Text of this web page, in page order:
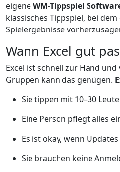
eigeneWM-Tippspiel
klassisches Tippspiel, bei
Spielergebnisse
Wann Excel gut
Excel ist schnell zur Hand
Gruppen kann das genügen.
Sie tippen mit 10–30
Eine Person pflegt alles
Es ist okay, wenn
Sie brauchen keine